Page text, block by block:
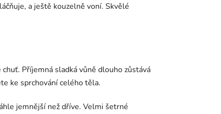
a ještě kouzelně voní. Skvělé
Příjemná sladká vůně dlouho zůstává
ke sprchování celého těla.
jemnější než dříve. Velmi šetrné